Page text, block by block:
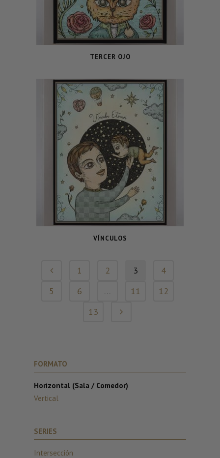
TERCER OJO
VÍNCULOS
1 2 3
4
5
6 … 11
12
13
FORMATO
Horizontal (Sala / Comedor)
Vertical
SERIES
Intersección